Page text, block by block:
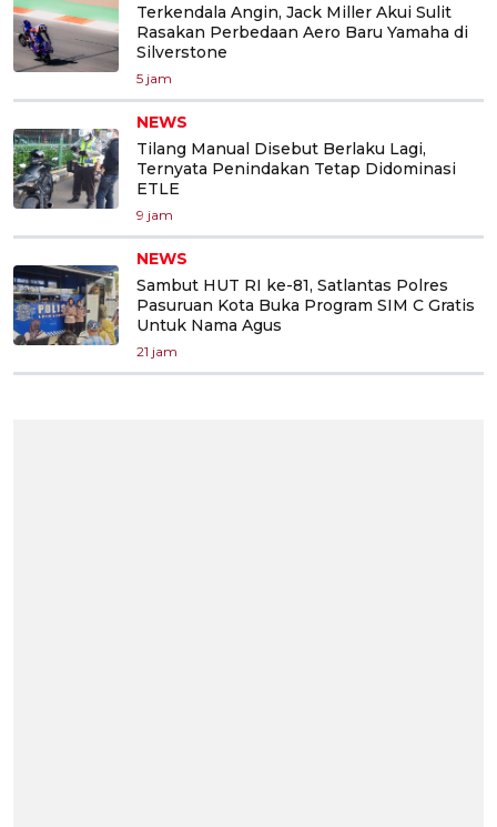
Terkendala Angin, Jack Miller Akui Sulit
Rasakan Perbedaan Aero Baru Yamaha di
Silverstone
5 jam
NEWS
Tilang Manual Disebut Berlaku Lagi,
Ternyata Penindakan Tetap Didominasi
ETLE
9 jam
NEWS
Sambut HUT RI ke-81, Satlantas Polres
Pasuruan Kota Buka Program SIM C Gratis
Untuk Nama Agus
21 jam